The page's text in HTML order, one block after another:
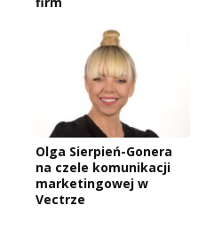
Olga Sierpień-Gonera
na czele komunikacji
marketingowej w
Vectrze